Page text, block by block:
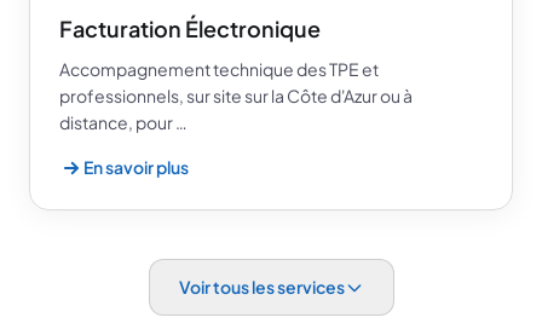
Facturation Électronique
Accompagnement technique des TPE et
professionnels, sur site sur la Côte d'Azur ou à
distance, pour …
En savoir plus
Voir tous les services